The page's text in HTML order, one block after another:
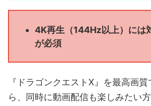
4K再生（144Hz以上）には
が必須
『ドラゴンクエストX』を最高画
ら、同時に動画配信も楽しみたい